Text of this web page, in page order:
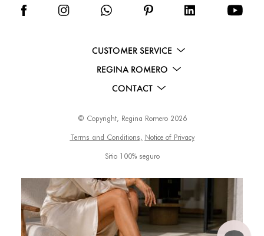
CUSTOMER SERVICE
REGINA ROMERO
CONTACT
© Copyright, Regina Romero 2026
Terms and Conditions, Notice of Privacy
Sitio 100% seguro